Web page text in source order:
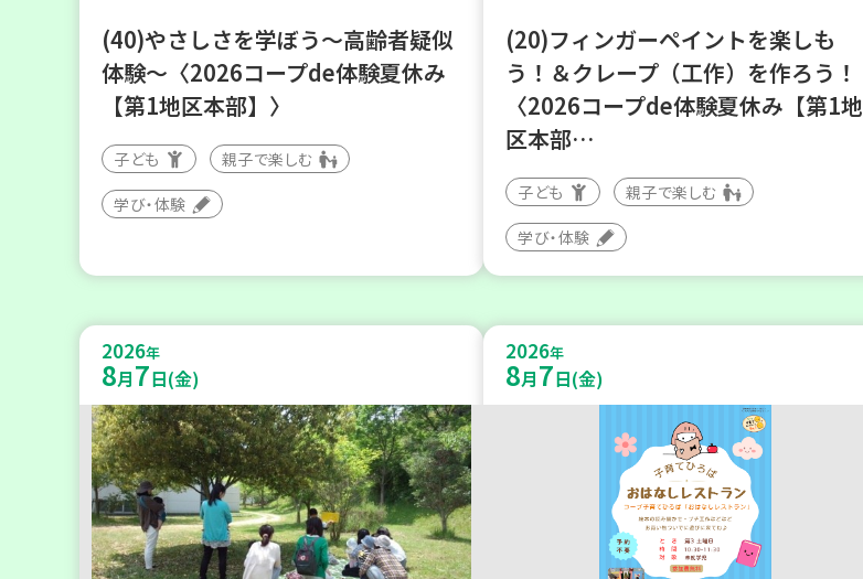
(40)やさしさを学ぼう～高齢者疑似
体験～〈2026コープde体験夏休み
【第1地区本部】〉
子ども 親子で楽しむ
学び・体験
(20)フィンガーペイントを楽しも
う！＆クレープ（工作）を作ろう！
〈2026コープde体験夏休み【第1地
区本部…
子ども 親子で楽しむ
学び・体験
2026年
8月7日(金)
2026年
8月7日(金)